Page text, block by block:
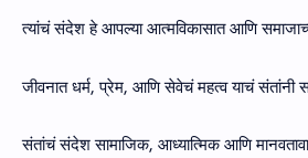
त्यांचं संदेश हे आपल्या आत्मविकासात आणि
जीवनात धर्म, प्रेम, आणि सेवेचं महत्व याचं संतांनी
संतांचं संदेश सामाजिक, आध्यात्मिक आणि